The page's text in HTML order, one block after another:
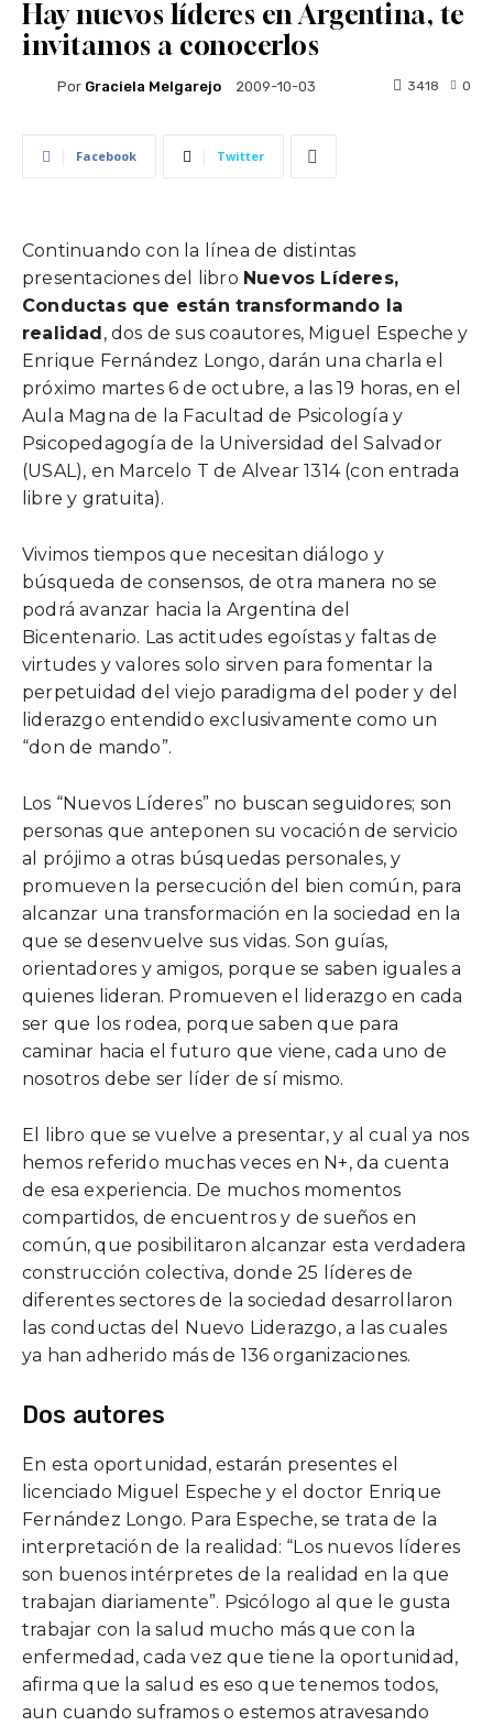
Hay nuevos líderes en Argentina, te
invitamos a conocerlos
Por Graciela Melgarejo 2009-10-03 0
3418
Facebook Twitter
Continuando con la línea de distintas
presentaciones del libro Nuevos Líderes,
Conductas que están transformando la
realidad, dos de sus coautores, Miguel Espeche y
Enrique Fernández Longo, darán una charla el
próximo martes 6 de octubre, a las 19 horas, en el
Aula Magna de la Facultad de Psicología y
Psicopedagogía de la Universidad del Salvador
(USAL), en Marcelo T de Alvear 1314 (con entrada
libre y gratuita).
Vivimos tiempos que necesitan diálogo y
búsqueda de consensos, de otra manera no se
podrá avanzar hacia la Argentina del
Bicentenario. Las actitudes egoístas y faltas de
virtudes y valores solo sirven para fomentar la
perpetuidad del viejo paradigma del poder y del
liderazgo entendido exclusivamente como un
“don de mando”.
Los “Nuevos Líderes” no buscan seguidores; son
personas que anteponen su vocación de servicio
al prójimo a otras búsquedas personales, y
promueven la persecución del bien común, para
alcanzar una transformación en la sociedad en la
que se desenvuelve sus vidas. Son guías,
orientadores y amigos, porque se saben iguales a
quienes lideran. Promueven el liderazgo en cada
ser que los rodea, porque saben que para
caminar hacia el futuro que viene, cada uno de
nosotros debe ser líder de sí mismo.
El libro que se vuelve a presentar, y al cual ya nos
hemos referido muchas veces en N+, da cuenta
de esa experiencia. De muchos momentos
compartidos, de encuentros y de sueños en
común, que posibilitaron alcanzar esta verdadera
construcción colectiva, donde 25 líderes de
diferentes sectores de la sociedad desarrollaron
las conductas del Nuevo Liderazgo, a las cuales
ya han adherido más de 136 organizaciones.
Dos autores
En esta oportunidad, estarán presentes el
licenciado Miguel Espeche y el doctor Enrique
Fernández Longo. Para Espeche, se trata de la
interpretación de la realidad: “Los nuevos líderes
son buenos intérpretes de la realidad en la que
trabajan diariamente”. Psicólogo al que le gusta
trabajar con la salud mucho más que con la
enfermedad, cada vez que tiene la oportunidad,
afirma que la salud es eso que tenemos todos,
aun cuando suframos o estemos atravesando